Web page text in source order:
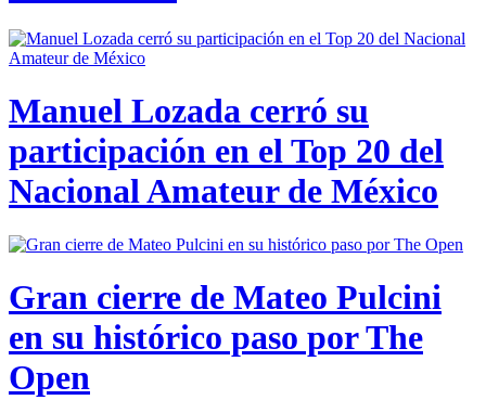
Manuel Lozada cerró su
participación en el Top 20 del
Nacional Amateur de México
Gran cierre de Mateo Pulcini
en su histórico paso por The
Open